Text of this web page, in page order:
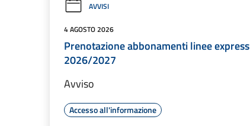
AVVISI
4 AGOSTO 2026
Prenotazione abbonamenti linee express
2026/2027
Avviso
Accesso all'informazione